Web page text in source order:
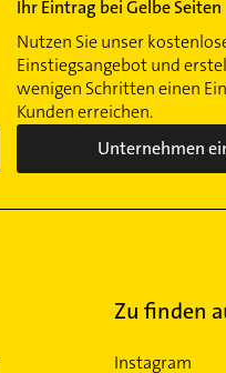
Ihr Eintrag bei Gelbe Seiten
Nutzen Sie unser
Einstiegsangebot und
wenigen Schritten einen
Kunden erreichen.
Unternehmen
Zu finden
Instagram